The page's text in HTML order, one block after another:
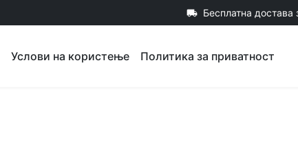
local_shipping Бесплатна
Услови на користење Политика за приватност